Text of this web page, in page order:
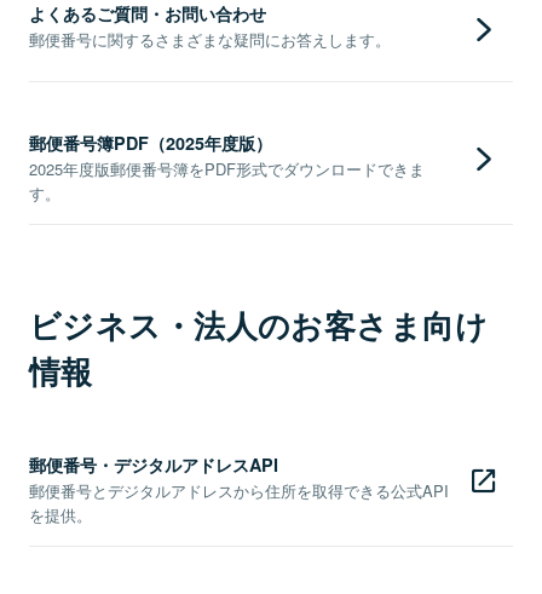
よくあるご質問・お問い合わせ
郵便番号に関するさまざまな疑問にお答えします。
郵便番号簿PDF（2025年度版）
2025年度版郵便番号簿をPDF形式でダウンロードできま
す。
ビジネス・法人のお客さま向け
情報
郵便番号・デジタルアドレスAPI
郵便番号とデジタルアドレスから住所を取得できる公式API
を提供。